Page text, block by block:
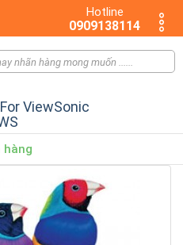
Hotline
0909138114
ViewSonic
hàng